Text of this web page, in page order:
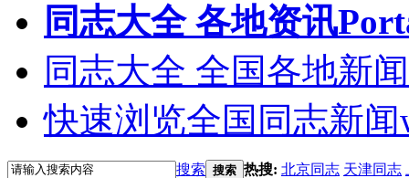
同志大全 各地资讯
同志大全 全国各地新闻
快速浏览全国同志新闻
搜索 搜索 热搜: 北京同志 天津同志